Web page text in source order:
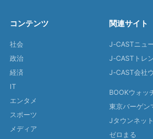
コンテンツ
社会
政治
経済
IT
エンタメ
スポーツ
メディア
関連サイト
J-CASTニュ
J-CASTトレ
J-CAST会社
BOOKウォッ
東京バーゲン
Jタウンネット
ゼロまる